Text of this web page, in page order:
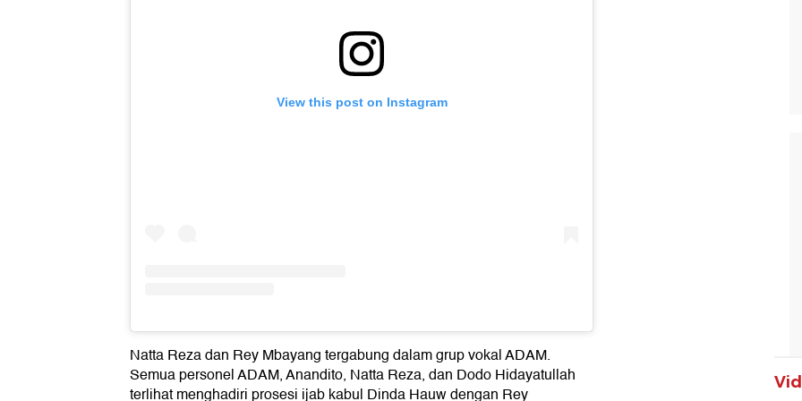
View this post on Instagram
Natta Reza dan Rey Mbayang tergabung dalam grup vokal ADAM.
Semua personel ADAM, Anandito, Natta Reza, dan Dodo Hidayatullah
terlihat menghadiri prosesi ijab kabul Dinda Hauw dengan Rey